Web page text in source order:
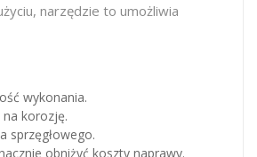
narzędzie to umożliwia
wykonania.
korozję.
sprzęgłowego.
obniżyć koszty naprawy.